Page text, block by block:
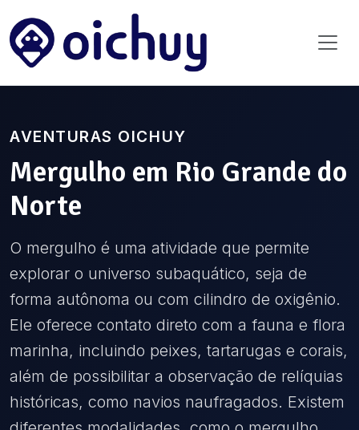
AVENTURAS OICHUY
Mergulho em Rio Grande do
Norte
O mergulho é uma atividade que permite
explorar o universo subaquático, seja de
forma autônoma ou com cilindro de oxigênio.
Ele oferece contato direto com a fauna e flora
marinha, incluindo peixes, tartarugas e corais,
além de possibilitar a observação de relíquias
históricas, como navios naufragados. Existem